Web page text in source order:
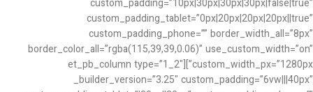
custom_padding=”10px|30px|30px|30px|false|true”
custom_padding_tablet=”0px|20px|20px|20px||true”
custom_padding_phone=”” border_width_all=”8px”
border_color_all=”rgba(115,39,39,0.06)” use_custom_width=”on”
custom_width_px=”1280px”][et_pb_column type=”1_2″
_builder_version=”3.25″ custom_padding=”6vw|||40px”